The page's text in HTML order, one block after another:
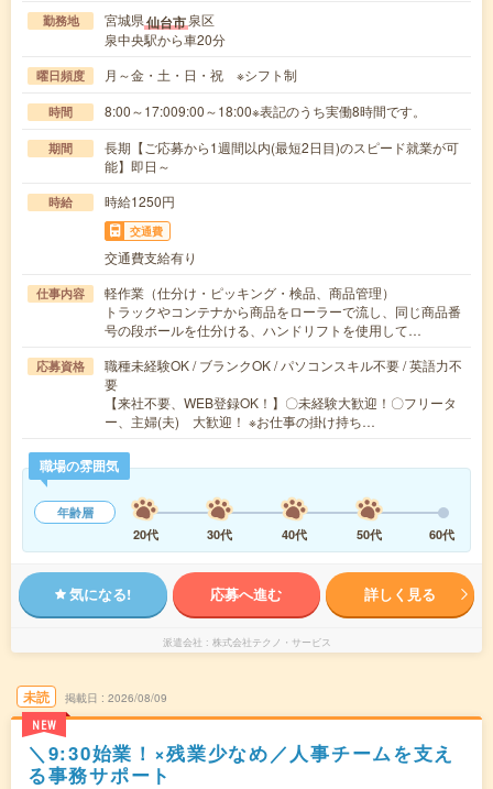
勤務地 宮城県仙台市泉区
泉中央駅から車20分
曜日頻度 月～金・土・日・祝 ※シフト制
時間 8:00～17:009:00～18:00※表記のうち実働8時間です。
期間
長期【ご応募から1週間以内(最短2日目)のスピード就業が可
能】即日～
時給 時給1250円
交通費
交通費支給有り
仕事内容
軽作業（仕分け・ピッキング・検品、商品管理）
トラックやコンテナから商品をローラーで流し、同じ商品番
号の段ボールを仕分ける、ハンドリフトを使用して…
応募資格
職種未経験OK / ブランクOK / パソコンスキル不要 / 英語力不
要
【来社不要、WEB登録OK！】〇未経験大歓迎！〇フリータ
ー、主婦(夫) 大歓迎！ ※お仕事の掛け持ち…
職場の雰囲気
年齢層
20代
30代 40代 50代 60代
気になる! 応募へ進む 詳しく見る
派遣会社 株式会社テクノ・サービス
未読
NEW
掲載日 2026/08/09
＼9:30始業！×残業少なめ／人事チームを支え
る事務サポート